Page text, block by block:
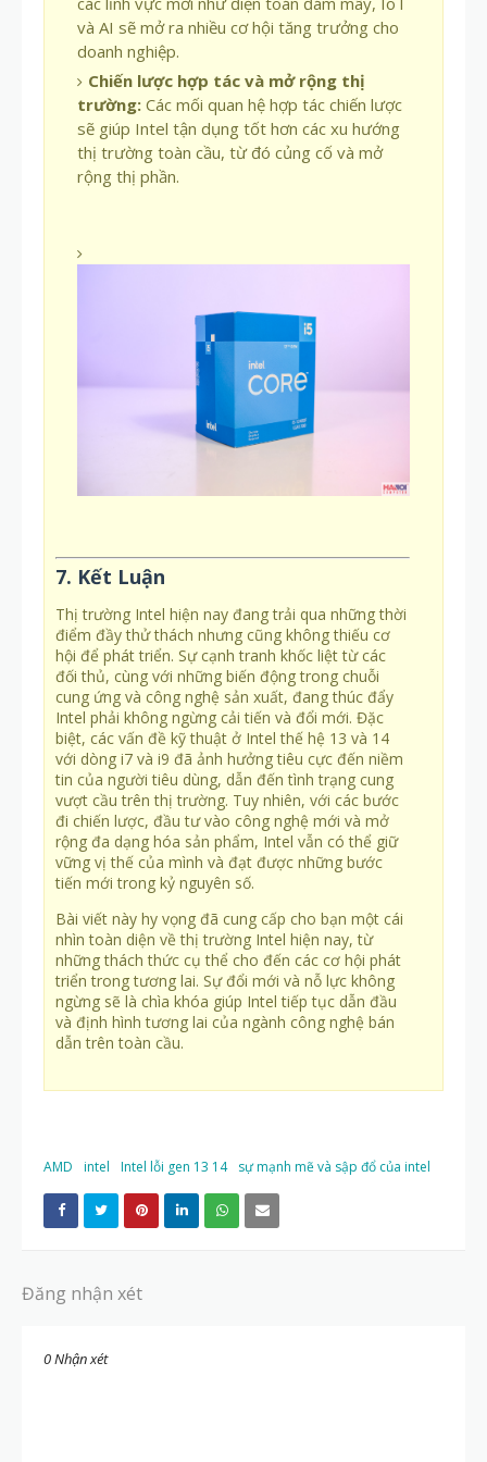
và AI sẽ mở ra nhiều cơ hội tăng trưởng cho
doanh nghiệp.
Chiến lược hợp tác và mở rộng thị
trường: Các mối quan hệ hợp tác chiến lược
sẽ giúp Intel tận dụng tốt hơn các xu hướng
thị trường toàn cầu, từ đó củng cố và mở
rộng thị phần.
7. Kết Luận
Thị trường Intel hiện nay đang trải qua những thời
điểm đầy thử thách nhưng cũng không thiếu cơ
hội để phát triển. Sự cạnh tranh khốc liệt từ các
đối thủ, cùng với những biến động trong chuỗi
cung ứng và công nghệ sản xuất, đang thúc đẩy
Intel phải không ngừng cải tiến và đổi mới. Đặc
biệt, các vấn đề kỹ thuật ở Intel thế hệ 13 và 14
với dòng i7 và i9 đã ảnh hưởng tiêu cực đến niềm
tin của người tiêu dùng, dẫn đến tình trạng cung
vượt cầu trên thị trường. Tuy nhiên, với các bước
đi chiến lược, đầu tư vào công nghệ mới và mở
rộng đa dạng hóa sản phẩm, Intel vẫn có thể giữ
vững vị thế của mình và đạt được những bước
tiến mới trong kỷ nguyên số.
Bài viết này hy vọng đã cung cấp cho bạn một cái
nhìn toàn diện về thị trường Intel hiện nay, từ
những thách thức cụ thể cho đến các cơ hội phát
triển trong tương lai. Sự đổi mới và nỗ lực không
ngừng sẽ là chìa khóa giúp Intel tiếp tục dẫn đầu
và định hình tương lai của ngành công nghệ bán
dẫn trên toàn cầu.
AMD intel Intel lỗi gen 13 14 sự mạnh mẽ và sập đổ của intel
Đăng nhận xét
0 Nhận xét